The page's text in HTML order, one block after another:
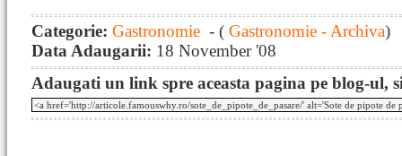
Categorie: Gastronomie - ( Gastronomie - Archiva)
Data Adaugarii: 18 November '08
Adaugati un link spre aceasta pagina pe blog-ul,